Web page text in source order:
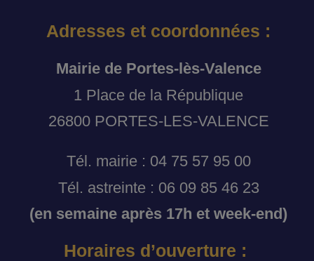
Adresses et coordonnées :
Mairie de Portes-lès-Valence
1 Place de la République
26800 PORTES-LES-VALENCE
Tél. mairie : 04 75 57 95 00
Tél. astreinte : 06 09 85 46 23
(en semaine après 17h et week-end)
Horaires d’ouverture :